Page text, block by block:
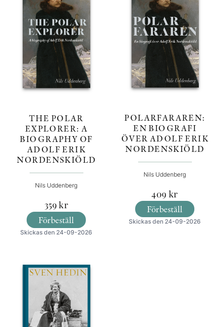
THE POLAR
EXPLORER: A
BIOGRAPHY OF
ADOLF ERIK
NORDENSKIÖLD
Nils Uddenberg
359kr
Förbeställ
Skickas den 24-09-2026
POLARFARAREN:
EN BIOGRAFI
ÖVER ADOLF ERIK
NORDENSKIÖLD
Nils Uddenberg
409 kr
Förbeställ
Skickas den 24-09-2026